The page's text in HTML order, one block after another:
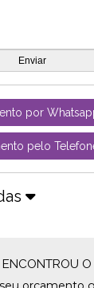
por
pelo
ENCONTROU O